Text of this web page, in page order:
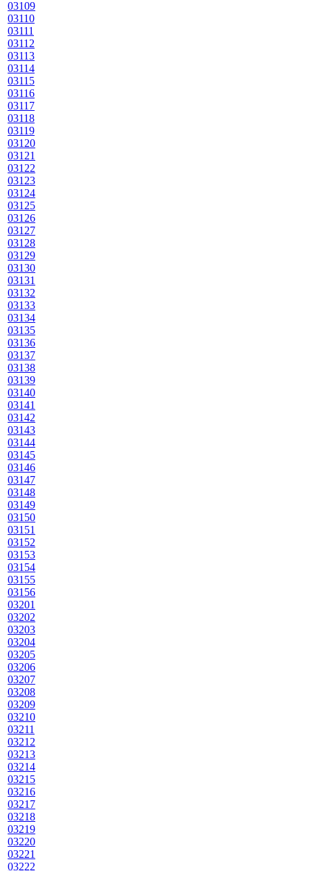
03109
03110
03111
03112
03113
03114
03115
03116
03117
03118
03119
03120
03121
03122
03123
03124
03125
03126
03127
03128
03129
03130
03131
03132
03133
03134
03135
03136
03137
03138
03139
03140
03141
03142
03143
03144
03145
03146
03147
03148
03149
03150
03151
03152
03153
03154
03155
03156
03201
03202
03203
03204
03205
03206
03207
03208
03209
03210
03211
03212
03213
03214
03215
03216
03217
03218
03219
03220
03221
03222